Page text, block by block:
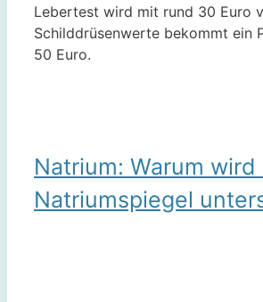
Lebertest wird mit rund 30 Euro
Schilddrüsenwerte bekommt ein
50 Euro.
Natrium: Warum wird
Natriumspiegel